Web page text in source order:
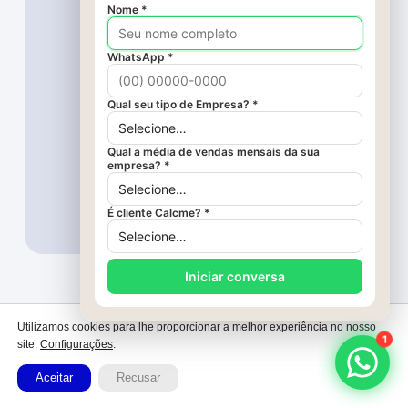
de 6000 ambientes, e
cofundador da Calcme,
plataforma que nasceu da
aprendizados do dia a dia
da marcenaria. Hoje, ajudo
processos, aumentarem a
previsibilidade de vendas e
controle.
Utilizamos cookies para lhe proporcionar a melhor experiência no nosso
site. Configurações.
Aceitar Recusar